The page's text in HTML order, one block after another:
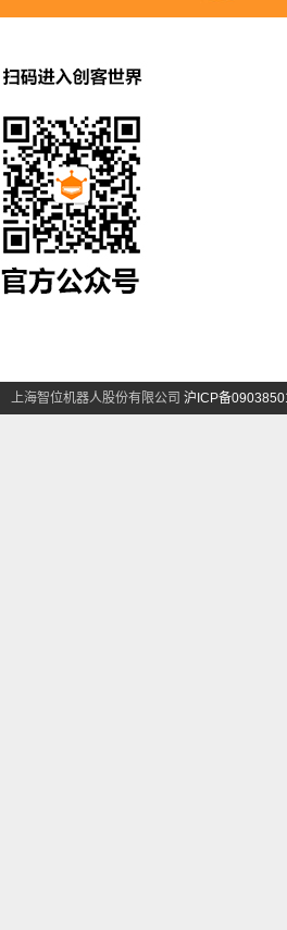
上海智位机器人股份有限公司 沪ICP备